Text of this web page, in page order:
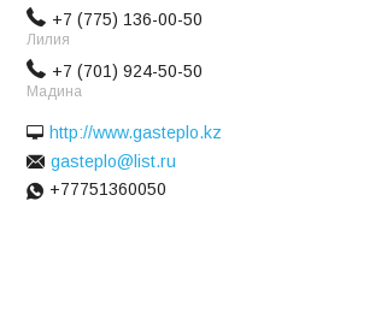
+7 (775) 136-00-50
Лилия
+7 (701) 924-50-50
Мадина
http://www.gasteplo.kz
gasteplo@list.ru
+77751360050